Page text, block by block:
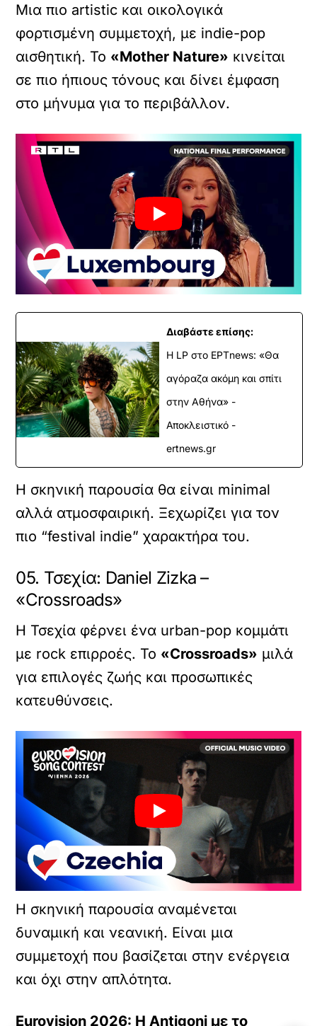
Μια πιο artistic και οικολογικά
φορτισμένη συμμετοχή, με indie-pop
αισθητική. Το «Mother Nature» κινείται
σε πιο ήπιους τόνους και δίνει έμφαση
στο μήνυμα για το περιβάλλον.
Διαβάστε επίσης:
Η LP στο EΡΤnews: «Θα
αγόραζα ακόμη και σπίτι
στην Αθήνα» -
Αποκλειστικό -
ertnews.gr
Η σκηνική παρουσία θα είναι minimal
αλλά ατμοσφαιρική. Ξεχωρίζει για τον
πιο “festival indie” χαρακτήρα του.
05. Τσεχία: Daniel Zizka –
«Crossroads»
Η Τσεχία φέρνει ένα urban-pop κομμάτι
με rock επιρροές. Το «Crossroads» μιλά
για επιλογές ζωής και προσωπικές
κατευθύνσεις.
Η σκηνική παρουσία αναμένεται
δυναμική και νεανική. Είναι μια
συμμετοχή που βασίζεται στην ενέργεια
και όχι στην απλότητα.
Eurovision 2026: Η Antigoni με το